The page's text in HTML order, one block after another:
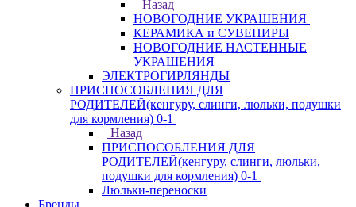
Назад
НОВОГОДНИЕ УКРАШЕНИЯ
КЕРАМИКА и СУВЕНИРЫ
НОВОГОДНИЕ НАСТЕННЫЕ
УКРАШЕНИЯ
ЭЛЕКТРОГИРЛЯНДЫ
ПРИСПОСОБЛЕНИЯ ДЛЯ
РОДИТЕЛЕЙ(кенгуру, слинги, люльки, подушки
для кормления) 0-1
Назад
ПРИСПОСОБЛЕНИЯ ДЛЯ
РОДИТЕЛЕЙ(кенгуру, слинги, люльки,
подушки для кормления) 0-1
Люльки-переноски
Бренды